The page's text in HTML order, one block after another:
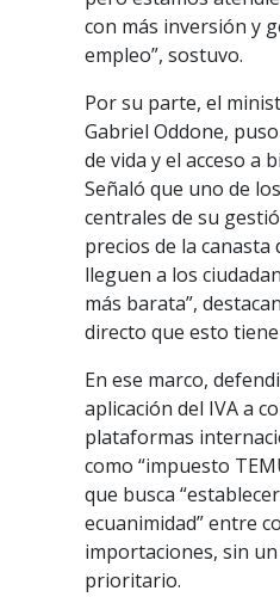
con más inversión y
empleo”, sostuvo.
Por su parte, el
Gabriel Oddone,
de vida y el acceso a
Señaló que uno de
centrales de su
precios de la canasta
lleguen a los
más barata”,
directo que esto
En ese marco,
aplicación del IVA a
plataformas
como “impuesto
que busca
ecuanimidad” entre
importaciones, sin
prioritario.